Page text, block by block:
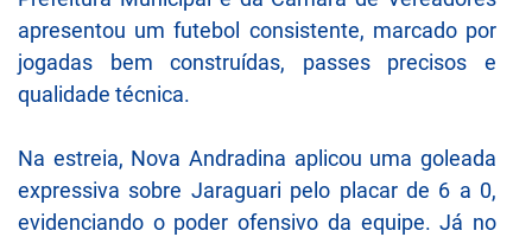
apresentou um futebol consistente, marcado por
jogadas bem construídas, passes precisos e
qualidade técnica.
Na estreia, Nova Andradina aplicou uma goleada
expressiva sobre Jaraguari pelo placar de 6 a 0,
evidenciando o poder ofensivo da equipe. Já no